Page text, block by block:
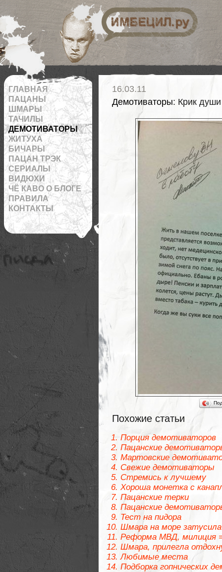
RSS
ГЛАВНАЯ
ПАЦАНЫ
ШМАРЫ
ТАЧИЛЫ
ДЕМОТИВАТОРЫ
ЖИТУХА
БИЧАРЫ
ПАЦАН ТРЭК
СЕРИАЛЫ
ВИДЮХИ
ЧЁ КАВО О БЛОГЕ
ПРАВИЛА
КОНТАКТЫ
16.03.11
Демотиваторы: Крик души
Похожие статьи
Порция демотиваторов
Пацанские
Мартовские
Свежие демотиваторы
Стремись к лучшему
Хороша монетка с
Пацанские терки
Пацанские
Тест на пидора
Шмара на море затусила
Реформа МВД, милиция
Шмара, прилегла
Любимые места
Подборка гопнических